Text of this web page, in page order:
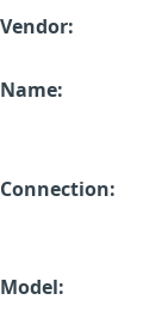
Vendor:
Name:
Connection:
Model: